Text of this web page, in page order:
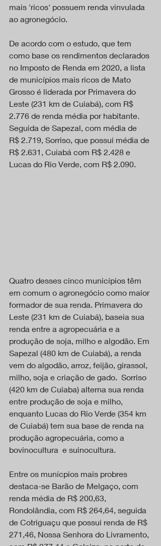
mais 'ricos' possuem renda vinvulada
ao agronegócio.
De acordo com o estudo, que tem
como base os rendimentos declarados
no Imposto de Renda em 2020, a lista
de municípios mais ricos de Mato
Grosso é liderada por Primavera do
Leste (231 km de Cuiabá), com R$
2.776 de renda média por habitante.
Seguida de Sapezal, com média de
R$ 2.719, Sorriso, que possui média de
R$ 2.631, Cuiabá com R$ 2.428 e
Lucas do Rio Verde, com R$ 2.090.
Quatro desses cinco municípios têm
em comum o agronegócio como maior
formador de sua renda. Primavera do
Leste (231 km de Cuiabá), baseia sua
renda entre a agropecuária e a
produção de soja, milho e algodão. Em
Sapezal (480 km de Cuiabá), a renda
vem do algodão, arroz, feijão, girassol,
milho, soja e criação de gado.  Sorriso
(420 km de Cuiaba) alterna sua renda
entre produção de soja e milho,
enquanto Lucas do Rio Verde (354 km
de Cuiabá) tem sua base de renda na
produção agropecuária, como a
bovinocultura  e suinocultura.
Entre os munícpios mais probres
destaca-se Barão de Melgaço, com
renda média de R$ 200,63,
Rondolândia, com R$ 264,64, seguida
de Cotriguaçu que possui renda de R$
271,46, Nossa Senhora do Livramento,